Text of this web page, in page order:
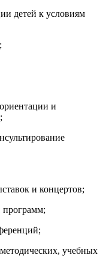
детей к условиям
и
и концертов;
программ;
учебных